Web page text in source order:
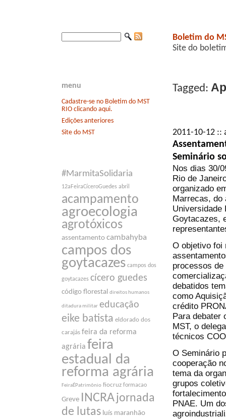
menu
Cadastre-se no Boletim do MST
RIO clicando aqui.
Edições anteriores
Site do MST
#MarmitaSolidaria
12aFeiraCíceroGuedes abril
acampamento
agroecologia
agrotóxicos
assentamento cambahyba
campos dos
goytacazes campos dos
goytacazes cícero guedes
código florestal direitos humanos
ditadura militar educação
eike batista eldorado dos
carajás feira da reforma
agrária feira
estadual da
reforma agrária
FeiraÉPatrimônio fiocruz formacao
Greve INCRA jornada
de lutas luís maranhão
Boletim do
Site do
Tagged:
2011-10-12
Seminário
Nos dias 30/
Rio de
organizado
Marrecas, do
Universidade
Goytacazes,
O objetivo foi
processos
debatidos
como
crédito
Para debater
MST, o
técnicos
O Seminário
cooperação
tema da
grupos
PNAE. Um